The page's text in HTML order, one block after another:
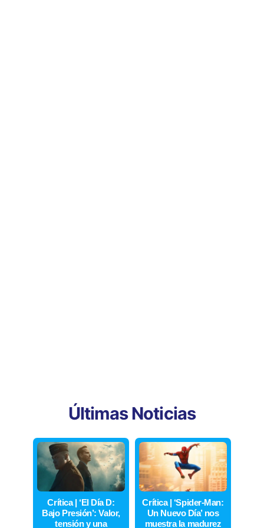
Últimas Noticias
Crítica | ‘El Día D:
Bajo Presión’: Valor,
tensión y una
Crítica | ‘Spider-Man:
Un Nuevo Día’ nos
muestra la madurez